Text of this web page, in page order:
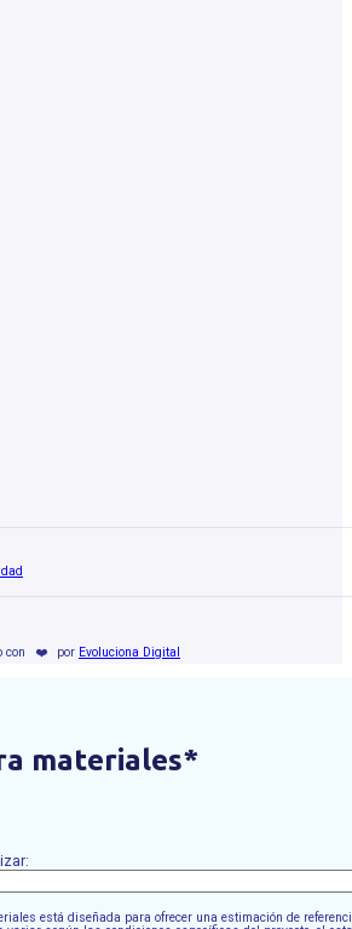
con ❤️ por Evoluciona Digital
materiales*
está diseñada para ofrecer una estimación de